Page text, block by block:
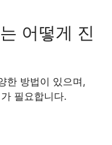
어떻게 진
한 방법이 있으며,
필요합니다.